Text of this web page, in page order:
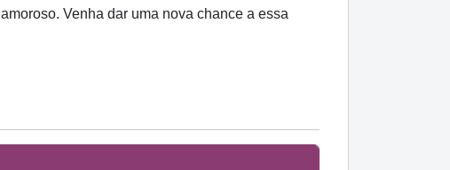
Venha dar uma nova chance a essa